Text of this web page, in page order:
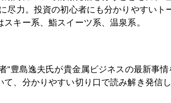
の真相
尽力。投資の初心者にも分かりやすいト
キー系、鮨スイーツ系、温泉系。
”豊島逸夫氏が貴金属ビジネスの最新事
て、分かりやすい切り口で読み解き発信